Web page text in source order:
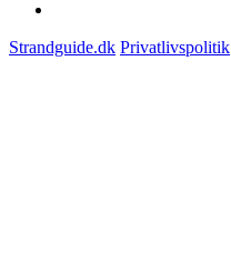
Strandguide.dk Privatlivspolitik